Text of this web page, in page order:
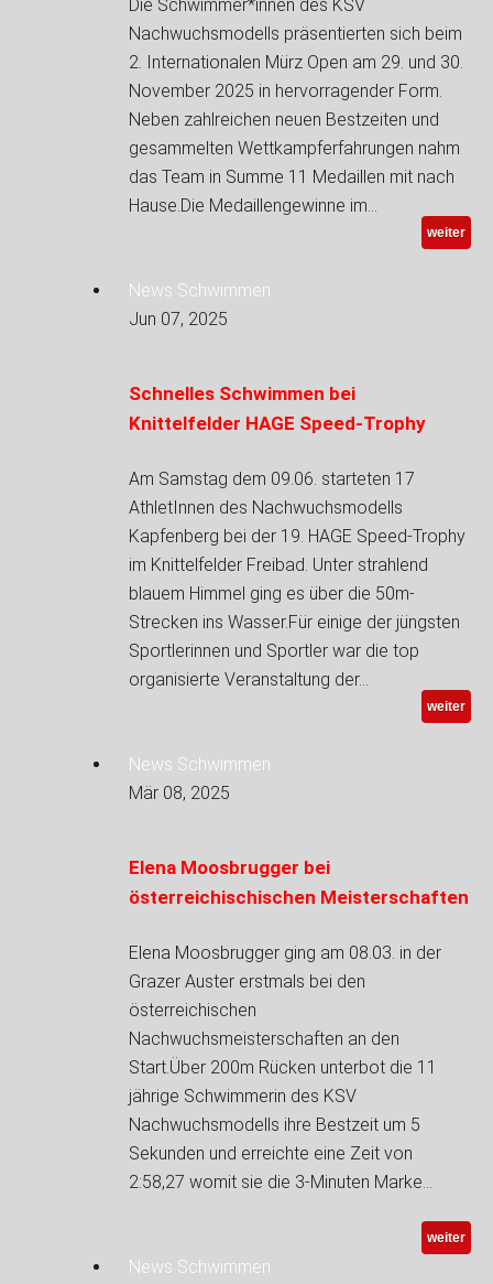
Die Schwimmer*innen des KSV
Nachwuchsmodells präsentierten sich beim
2. Internationalen Mürz Open am 29. und 30.
November 2025 in hervorragender Form.
Neben zahlreichen neuen Bestzeiten und
gesammelten Wettkampferfahrungen nahm
das Team in Summe 11 Medaillen mit nach
Hause.Die Medaillengewinne im…
weiter
News Schwimmen
Jun 07, 2025
Schnelles Schwimmen bei
Knittelfelder HAGE Speed-Trophy
Am Samstag dem 09.06. starteten 17
AthletInnen des Nachwuchsmodells
Kapfenberg bei der 19. HAGE Speed-Trophy
im Knittelfelder Freibad. Unter strahlend
blauem Himmel ging es über die 50m-
Strecken ins Wasser.Für einige der jüngsten
Sportlerinnen und Sportler war die top
organisierte Veranstaltung der…
weiter
News Schwimmen
Mär 08, 2025
Elena Moosbrugger bei
österreichischischen Meisterschaften
Elena Moosbrugger ging am 08.03. in der
Grazer Auster erstmals bei den
österreichischen
Nachwuchsmeisterschaften an den
Start.Über 200m Rücken unterbot die 11
jährige Schwimmerin des KSV
Nachwuchsmodells ihre Bestzeit um 5
Sekunden und erreichte eine Zeit von
2:58,27 womit sie die 3-Minuten Marke…
weiter
News Schwimmen